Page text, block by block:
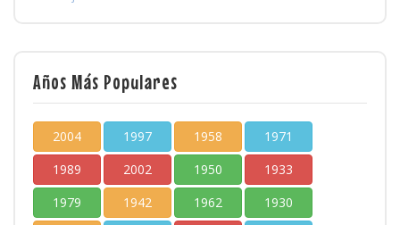
Años Más Populares
2004 1997 1958
1971
1989
2002 1950
1933
1979
1942 1962
1930